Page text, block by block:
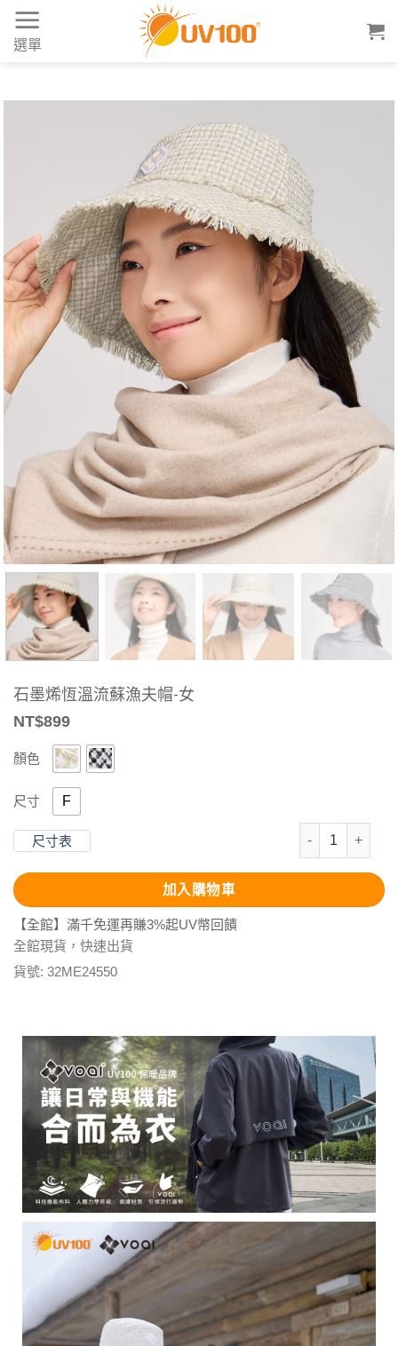
Skip
content
選單
石墨烯恆溫流蘇漁夫帽-女
NT$899
顏色
尺寸 F
尺寸表
石墨烯恆溫流
加入購物車
【全館】滿千免運再賺3%起UV幣回饋
全館現貨，快速出貨
貨號: 32ME24550